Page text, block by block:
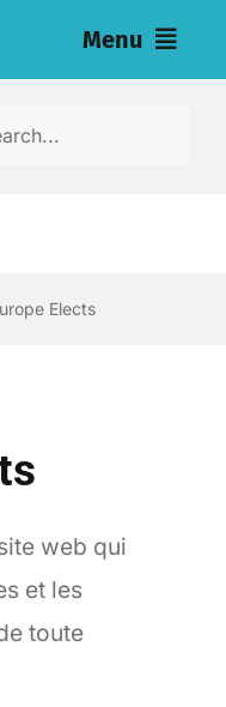
Menu
journalistes (eng)
Elects
web qui
et les
toute